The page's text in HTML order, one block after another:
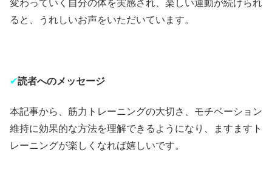
変わっていく自分の体を実感され、楽しい運動が続けられ
ると、うれしいお声をいただいています。
✔︎読者へのメッセージ
本記事から、筋力トレーニングの大切さ、モチベーション
維持に効果的な方法を理解できるようになり、ますますト
レーニングが楽しくなれば嬉しいです。